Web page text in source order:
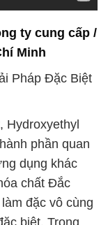
ty cung cấp /
Minh
Pháp Đặc Biệt
Hydroxyethyl
phần quan
dụng khác
chất Đắc
đặc vô cùng
biệt. Trong